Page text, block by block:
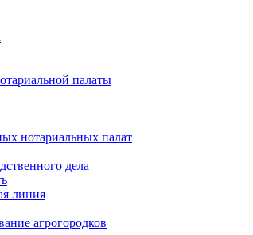
палаты
нотариальных палат
дела
линия
агрогородков